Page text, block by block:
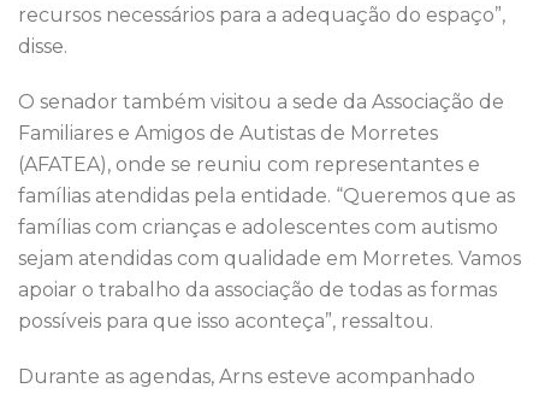
recursos necessários para a adequação do espaço”,
disse.
O senador também visitou a sede da Associação de
Familiares e Amigos de Autistas de Morretes
(AFATEA), onde se reuniu com representantes e
famílias atendidas pela entidade. “Queremos que as
famílias com crianças e adolescentes com autismo
sejam atendidas com qualidade em Morretes. Vamos
apoiar o trabalho da associação de todas as formas
possíveis para que isso aconteça”, ressaltou.
Durante as agendas, Arns esteve acompanhado